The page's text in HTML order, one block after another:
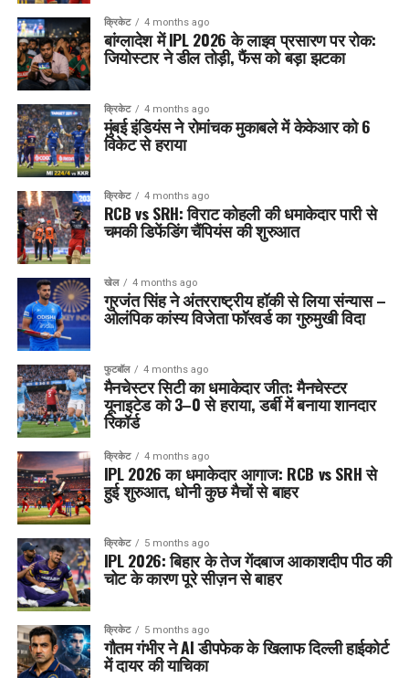
क्रिकेट 4 months ago
बांग्लादेश में IPL 2026 के लाइव प्रसारण पर रोक:
जियोस्टार ने डील तोड़ी, फैंस को बड़ा झटका
क्रिकेट 4 months ago
मुंबई इंडियंस ने रोमांचक मुकाबले में केकेआर को 6
विकेट से हराया
क्रिकेट 4 months ago
RCB vs SRH: विराट कोहली की धमाकेदार पारी से
चमकी डिफेंडिंग चैंपियंस की शुरुआत
खेल 4 months ago
गुरजंत सिंह ने अंतरराष्ट्रीय हॉकी से लिया संन्यास –
ओलंपिक कांस्य विजेता फॉरवर्ड का गुरुमुखी विदा
फुटबॉल 4 months ago
मैनचेस्टर सिटी का धमाकेदार जीत: मैनचेस्टर
यूनाइटेड को 3–0 से हराया, डर्बी में बनाया शानदार
रिकॉर्ड
क्रिकेट 4 months ago
IPL 2026 का धमाकेदार आगाज: RCB vs SRH से
हुई शुरुआत, धोनी कुछ मैचों से बाहर
क्रिकेट 5 months ago
IPL 2026: बिहार के तेज गेंदबाज आकाशदीप पीठ की
चोट के कारण पूरे सीज़न से बाहर
क्रिकेट 5 months ago
गौतम गंभीर ने AI डीपफेक के खिलाफ दिल्ली हाईकोर्ट
में दायर की याचिका